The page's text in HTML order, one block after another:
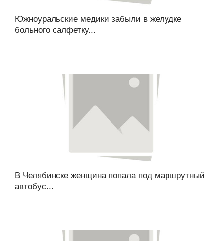
Южноуральские медики забыли в желудке
больного салфетку...
В Челябинске женщина попала под маршрутный
автобус...